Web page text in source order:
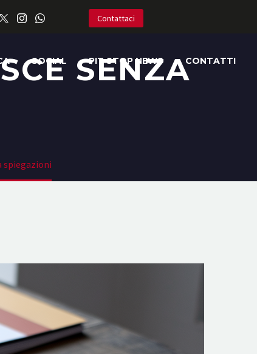
Contattaci
SOCIAL PIT STOP NEWS CONTATTI
SENZA
spiegazioni